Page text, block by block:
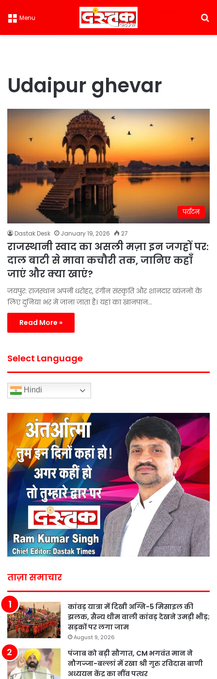
Menu
Udaipur ghevar
पर्यटन
Dastak Desk January 19, 2026 27
राजस्थानी स्वाद का असली मज़ा इन जगहों पर:
दाल बाटी से मावा कचौरी तक, जानिए कहाँ
जाएं और क्या खाएं?
जयपुर: राजस्थान अपनी धरोहर, रंगीन संस्कृति और शानदार व्यंजनों के
लिए दुनिया भर में जाना जाता है। यहां का खानपान…
Read More »
Select Language
Hindi
ताज़ा समाचार
कांवड़ यात्रा में दिखी अग्नि-5 मिसाइल की
झलक, सैन्य थीम वाली कांवड़ देखने उमड़ी भीड़;
सड़कों पर लगा जाम
August 9, 2026
पंजाब को बड़ी सौगात, CM भगवंत मान ने
नौगज्जा-बल्लां में रखा श्री गुरु रविदास बाणी
अध्ययन केंद्र का नींव पत्थर